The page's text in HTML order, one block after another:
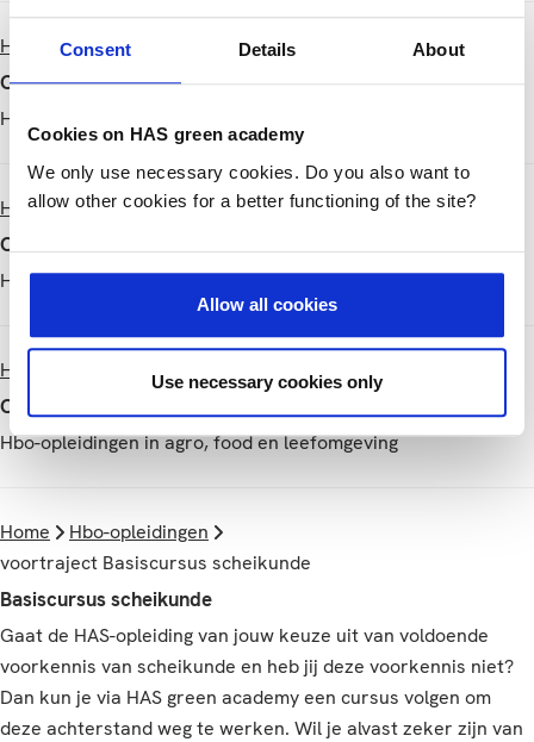
Consent Details About
Cookies on HAS green academy
We only use necessary cookies. Do you also want to
allow other cookies for a better functioning of the site?
Allow all cookies
Use necessary cookies only
Home Hbo-opleidingen Ontdek het Jan-Paul
Ontdek het
Hbo-opleidingen in agro, food en leefomgeving
Home Hbo-opleidingen Ontdek het Yrsa
Ontdek het
Hbo-opleidingen in agro, food en leefomgeving
Home Hbo-opleidingen Ontdek het Corne
Ontdek het
Hbo-opleidingen in agro, food en leefomgeving
Home
Hbo-opleidingen
voortraject Basiscursus scheikunde
Basiscursus scheikunde
Gaat de HAS-opleiding van jouw keuze uit van voldoende
voorkennis van scheikunde en heb jij deze voorkennis niet?
Dan kun je via HAS green academy een cursus volgen om
deze achterstand weg te werken. Wil je alvast zeker zijn van